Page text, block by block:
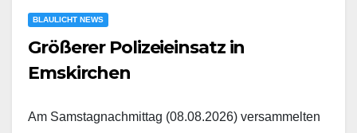
BLAULICHT NEWS
Größerer Polizeieinsatz in
Emskirchen
Am Samstagnachmittag (08.08.2026) versammelten